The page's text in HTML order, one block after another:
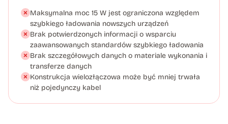
Maksymalna moc 15 W jest ograniczona względem
szybkiego ładowania nowszych urządzeń
Brak potwierdzonych informacji o wsparciu
zaawansowanych standardów szybkiego ładowania
Brak szczegółowych danych o materiale wykonania i
transferze danych
Konstrukcja wielozłączowa może być mniej trwała
niż pojedynczy kabel